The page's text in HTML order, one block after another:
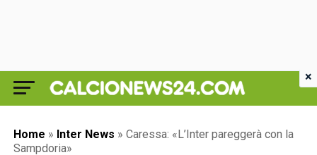
Home » Inter News » Caressa: «L’Inter pareggerà con la
Sampdoria»
×